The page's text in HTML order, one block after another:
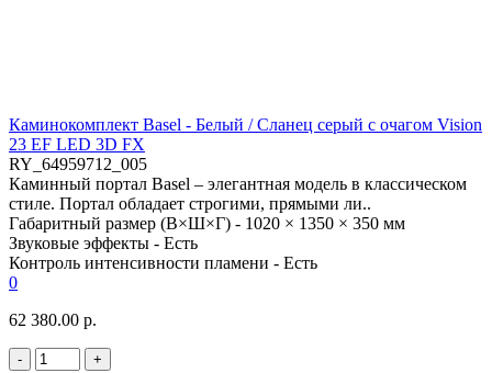
Каминокомплект Basel - Белый / Сланец серый с очагом Vision
23 EF LED 3D FX
RY_64959712_005
Каминный портал Basel – элегантная модель в классическом
стиле. Портал обладает строгими, прямыми ли..
Габаритный размер (В×Ш×Г) - 1020 × 1350 × 350 мм
Звуковые эффекты - Есть
Контроль интенсивности пламени - Есть
0
62 380.00 р.
- +